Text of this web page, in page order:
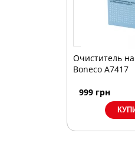
Очиститель
Boneco A7417
999 грн